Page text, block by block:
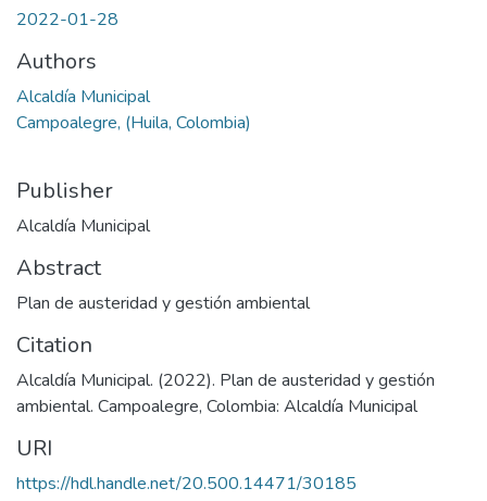
2022-01-28
Authors
Alcaldía Municipal
Campoalegre, (Huila, Colombia)
Publisher
Alcaldía Municipal
Abstract
Plan de austeridad y gestión ambiental
Citation
Alcaldía Municipal. (2022). Plan de austeridad y gestión
ambiental. Campoalegre, Colombia: Alcaldía Municipal
URI
https://hdl.handle.net/20.500.14471/30185